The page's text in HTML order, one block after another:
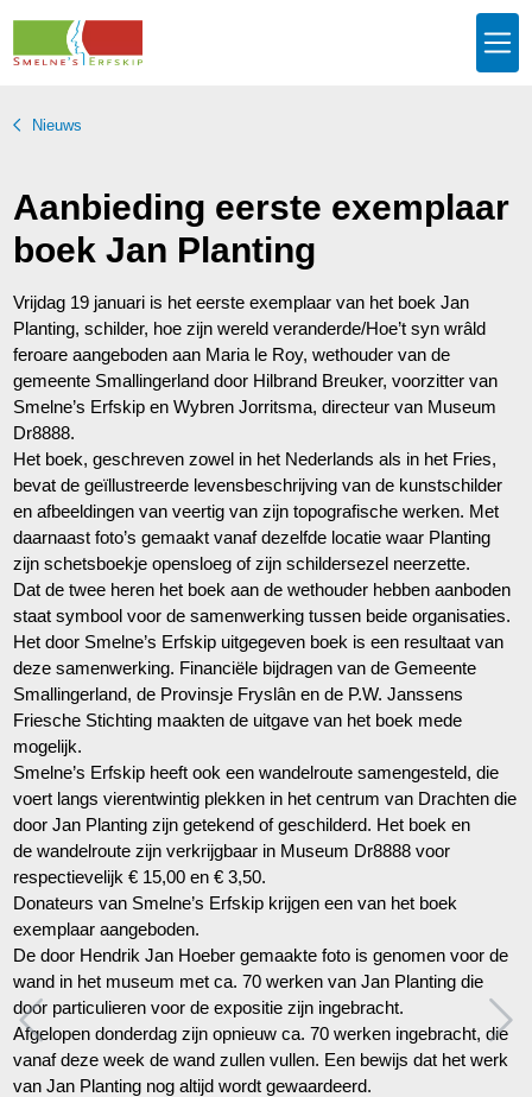
Nieuws
Aanbieding eerste exemplaar
boek Jan Planting
Vrijdag 19 januari is het eerste exemplaar van het boek Jan
Planting, schilder, hoe zijn wereld veranderde/Hoe’t syn wrâld
feroare aangeboden aan Maria le Roy, wethouder van de
gemeente Smallingerland door Hilbrand Breuker, voorzitter van
Smelne’s Erfskip en Wybren Jorritsma, directeur van Museum
Dr8888.
Het boek, geschreven zowel in het Nederlands als in het Fries,
bevat de geïllustreerde levensbeschrijving van de kunstschilder
en afbeeldingen van veertig van zijn topografische werken. Met
daarnaast foto’s gemaakt vanaf dezelfde locatie waar Planting
zijn schetsboekje opensloeg of zijn schildersezel neerzette.
Dat de twee heren het boek aan de wethouder hebben aanboden
staat symbool voor de samenwerking tussen beide organisaties.
Het door Smelne’s Erfskip uitgegeven boek is een resultaat van
deze samenwerking. Financiële bijdragen van de Gemeente
Smallingerland, de Provinsje Fryslân en de P.W. Janssens
Friesche Stichting maakten de uitgave van het boek mede
mogelijk.
Smelne’s Erfskip heeft ook een wandelroute samengesteld, die
voert langs vierentwintig plekken in het centrum van Drachten die
door Jan Planting zijn getekend of geschilderd. Het boek en
de wandelroute zijn verkrijgbaar in Museum Dr8888 voor
respectievelijk € 15,00 en € 3,50.
Donateurs van Smelne’s Erfskip krijgen een van het boek
exemplaar aangeboden.
De door Hendrik Jan Hoeber gemaakte foto is genomen voor de
wand in het museum met ca. 70 werken van Jan Planting die
door particulieren voor de expositie zijn ingebracht.
Afgelopen donderdag zijn opnieuw ca. 70 werken ingebracht, die
vanaf deze week de wand zullen vullen. Een bewijs dat het werk
van Jan Planting nog altijd wordt gewaardeerd.